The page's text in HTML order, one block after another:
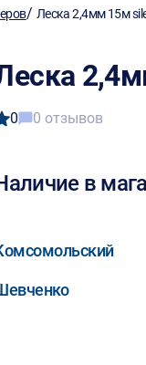
/ Леска 2,4мм 15м
0 0 отзывов
в